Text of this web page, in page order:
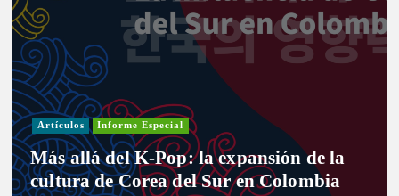
Artículos Informe Especial
Más allá del K-Pop: la expansión de la
cultura de Corea del Sur en Colombia